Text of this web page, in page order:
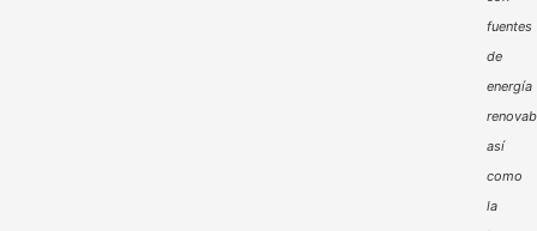
fuentes
de
energía
así
como
la